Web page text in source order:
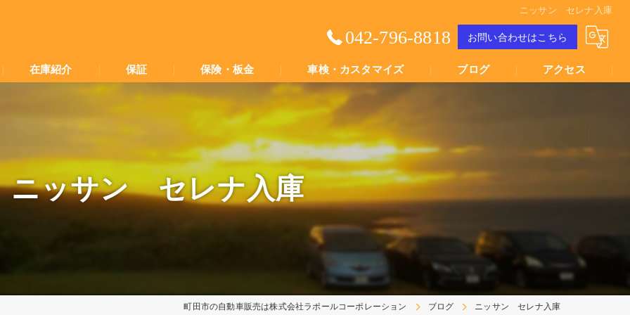
ニッサン セレナ入庫
042-796-8818 お問い合わせはこちら
在庫紹介 保証 保険・板金 車検・カスタマイズ ブログ
Youtube動画
アクセス
ニッサン セレナ入庫
町田市の自動車販売は株式会社ラポールコーポレーション ブログ ニッサン セレナ入庫